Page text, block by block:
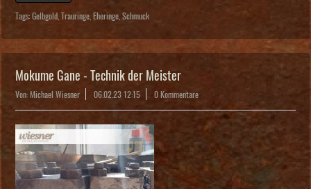
Tags: Gelbgold Trauringe Eheringe Schmuck
Mokume Gane - Technik der Meister
Von: Michael Wiesner 06.02.23 12:15 0 Kommentare